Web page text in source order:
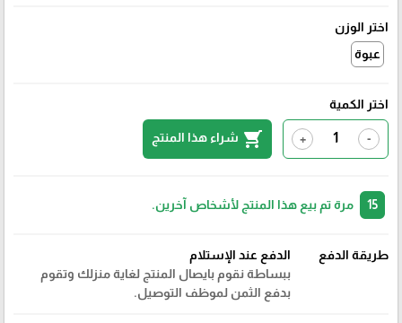
اختر الوزن
عبوة
اختر الكمية
-
+
shopping_cart شراء هذا المنتج
مرة تم بيع هذا المنتج لأشخاص آخرين.
طريقة الدفع
الدفع عند الإستلام
ببساطة نقوم بايصال المنتج لغاية منزلك وتقوم
بدفع الثمن لموظف التوصيل.